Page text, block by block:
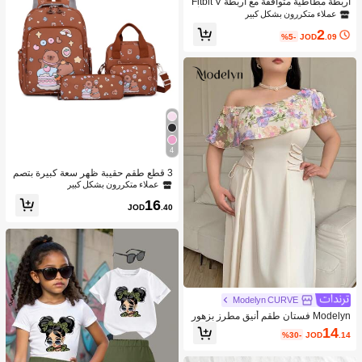
بطة ساعة ذكية من نايلون ناعم ل- Fitbit
عملاء متكررون بشكل كبير
JOD2 .09
%5-
Modelyn CURVE
Modelyn فستان طقم أنيق مطرز بزهور
بخامة إضافية مع ياقة غير متماثلة الحجم
JOD14.14
%30-
4
3 قطع طقم حقيبة ظهر سعة كبيرة بتصم
يم كابيبارا الكرتوني الجميل، مناسبة للمد
عملاء متكررون بشكل كبير
JOD16.40